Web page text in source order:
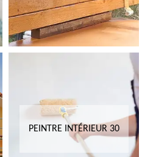
PEINTRE INTÉRIEUR 30